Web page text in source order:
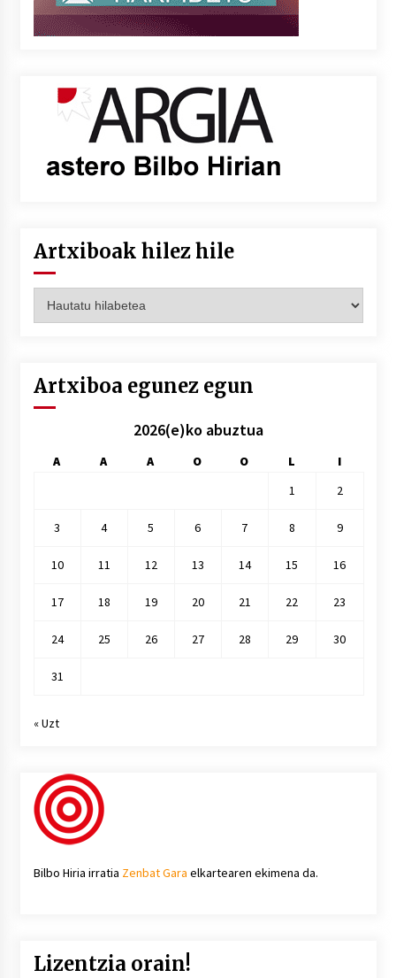
Artxiboak hilez hile
hilez
Artxiboa egunez egun
2026(e)ko abuztua
A A A O O L
I
1
2
3 4 5 6 7 8 9
10 11 12 13 14 15 16
17 18 19 20 21 22 23
24 25 26 27 28 29 30
31
« Uzt
Bilbo Hiria irratia Zenbat Gara elkartearen ekimena da.
Lizentzia orain!